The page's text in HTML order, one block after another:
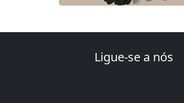
Ligue-se a nós